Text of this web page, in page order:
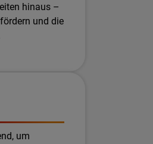
hinaus –
und die
um